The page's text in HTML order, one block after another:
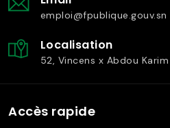
emploi@fpublique.gouv.sn
Localisation
52, Vincens x Abdou Karim
Accès rapide